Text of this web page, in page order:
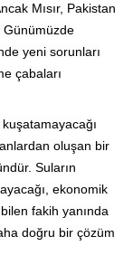
Mısır, Pakistan
Günümüzde
yeni sorunları
çabaları
oluşan bir
Suların
ekonomik
fakih yanında
doğru bir çözüm